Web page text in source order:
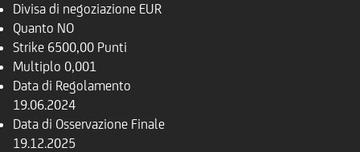
Divisa di negoziazione EUR
Quanto NO
Strike 6500,00 Punti
Multiplo 0,001
Data di Regolamento
19.06.2024
Data di Osservazione Finale
19.12.2025